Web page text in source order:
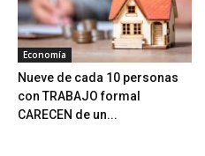
Economía
Nueve de cada 10 personas
con TRABAJO formal
CARECEN de un...